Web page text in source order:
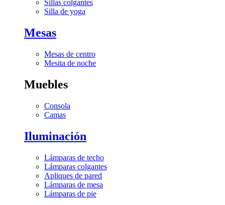
Sillas colgantes
Silla de yoga
Mesas
Mesas de centro
Mesita de noche
Muebles
Consola
Camas
Iluminación
Lámparas de techo
Lámparas colgantes
Apliques de pared
Lámparas de mesa
Lámparas de pie